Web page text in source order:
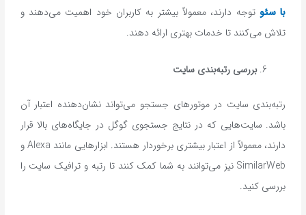
با سئو توجه دارند، معمولاً بیشتر به کاربران خود اهمیت می‌دهند و
تلاش می‌کنند تا خدمات بهتری ارائه دهند.
بررسی رتبه‌بندی سایت
رتبه‌بندی سایت در موتورهای جستجو می‌تواند نشان‌دهنده اعتبار آن
باشد. سایت‌هایی که در نتایج جستجوی گوگل در جایگاه‌های بالا قرار
دارند، معمولاً از اعتبار بیشتری برخوردار هستند. ابزارهایی مانند Alexa و
SimilarWeb نیز می‌توانند به شما کمک کنند تا رتبه و ترافیک سایت را
بررسی کنید.